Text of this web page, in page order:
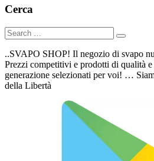
Cerca
..SVAPO SHOP! Il negozio di svapo
Prezzi competitivi e prodotti di qualità
generazione selezionati per voi! …
della Libertà